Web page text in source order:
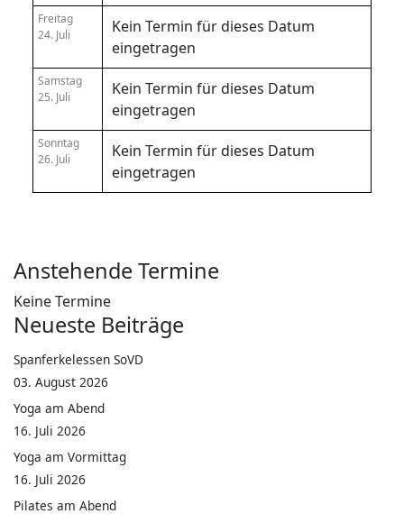
Freitag
24. Juli
Kein Termin für dieses Datum
eingetragen
Samstag
25. Juli
Kein Termin für dieses Datum
eingetragen
Sonntag
26. Juli
Kein Termin für dieses Datum
eingetragen
Anstehende Termine
Keine Termine
Neueste Beiträge
Spanferkelessen SoVD
03. August 2026
Yoga am Abend
16. Juli 2026
Yoga am Vormittag
16. Juli 2026
Pilates am Abend